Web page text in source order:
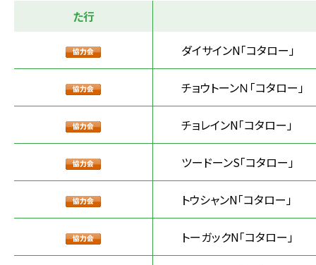
た行
ダイサインN「コタロー」
チョウトーンＮ「コタロー」
チョレインN「コタロー」
ツードーンS「コタロー」
トウシャンN「コタロー」
トーガックN「コタロー」